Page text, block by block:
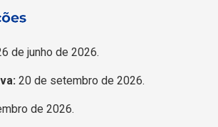
de junho de 2026.
20 de setembro de 2026.
de 2026.